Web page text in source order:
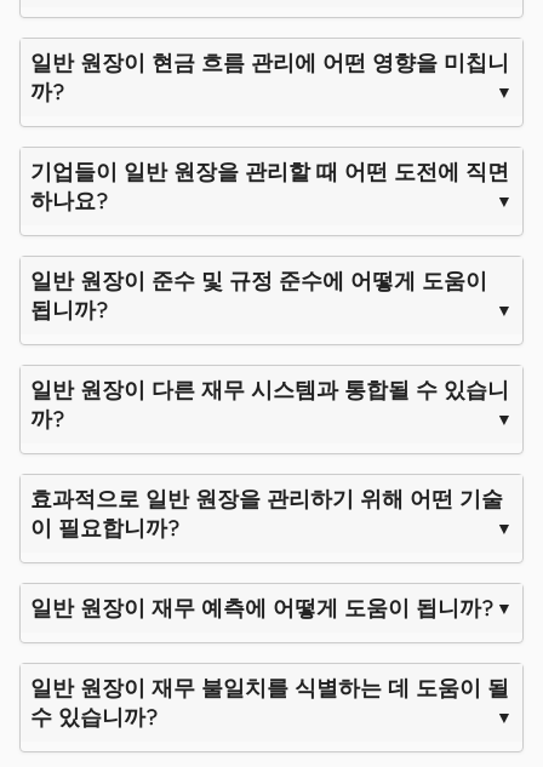
일반 원장이 현금 흐름 관리에 어떤 영향을 미칩니
까?
기업들이 일반 원장을 관리할 때 어떤 도전에 직면
하나요?
일반 원장이 준수 및 규정 준수에 어떻게 도움이
됩니까?
일반 원장이 다른 재무 시스템과 통합될 수 있습니
까?
효과적으로 일반 원장을 관리하기 위해 어떤 기술
이 필요합니까?
일반 원장이 재무 예측에 어떻게 도움이 됩니까?
일반 원장이 재무 불일치를 식별하는 데 도움이 될
수 있습니까?